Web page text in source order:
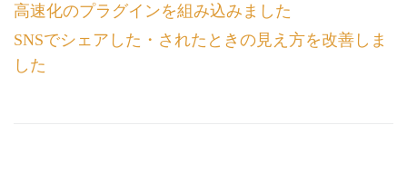
高速化のプラグインを組み込みました
SNSでシェアした・されたときの見え方を改善しま
した